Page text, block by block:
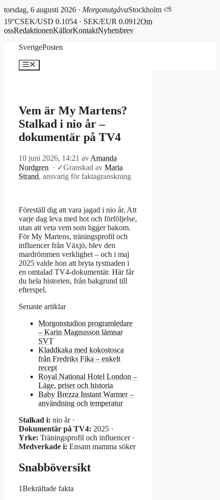
torsdag, 6 augusti 2026 · MorgonutgåvaStockholm ⛅
19°CSEK/USD 0.1054 · SEK/EUR 0.0912Om
ossRedaktionenKällorKontaktNyhetsbrev
SverigePosten
Meny
Vem är My Martens?
Stalkad i nio år –
dokumentär på TV4
10 juni 2026, 14:21 av Amanda
Nordgren
· ✓Granskad av Maria
Strand, ansvarig för faktagranskning
Föreställ dig att vara jagad i nio år. Att
varje dag leva med hot och förföljelse,
utan att veta vem som ligger bakom.
För My Martens, träningsprofil och
influencer från Växjö, blev den
mardrömmen verklighet – och i maj
2025 valde hon att bryta tystnaden i
en omtalad TV4-dokumentär. Här får
du hela historien, från bakgrund till
efterspel.
Senaste artiklar
Morgonstudion programledare
– Karin Magnusson lämnar
SVT
Kladdkaka med kokostosca
från Fredriks Fika – enkelt
recept
Royal National Hotel London –
Läge, priser och historia
Baby Brezza Instant Warmer –
användning och temperatur
Stalkad i: nio år ·
Dokumentär på TV4: 2025 ·
Yrke: Träningsprofil och influencer ·
Medverkade i: Ensam mamma söker
Snabböversikt
1Bekräftade fakta